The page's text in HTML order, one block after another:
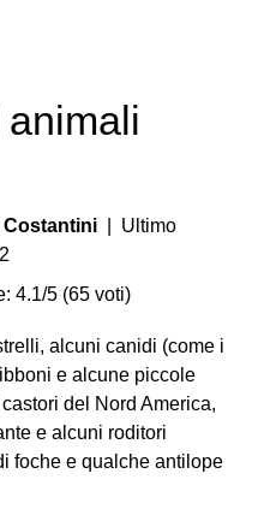
Costantini | Ultimo
4.1/5 (65 voti)
alcuni canidi (come i
e alcune piccole
del Nord America,
e alcuni roditori
foche e qualche antilope